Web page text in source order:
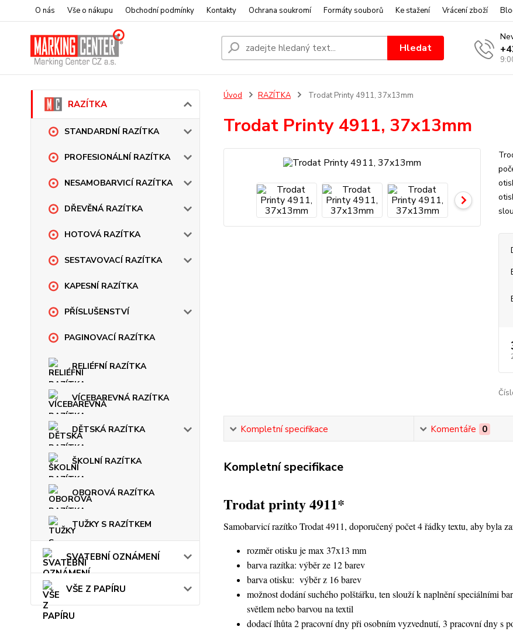
O nás Vše o nákupu Obchodní podmínky Kontakty Ochrana soukromí Formáty souborů Ke stažení Vrácení zboží
Hledat
RAZÍTKA
STANDARDNÍ RAZÍTKA
PROFESIONÁLNÍ RAZÍTKA
NESAMOBARVICÍ RAZÍTKA
DŘEVĚNÁ RAZÍTKA
HOTOVÁ RAZÍTKA
SESTAVOVACÍ RAZÍTKA
KAPESNÍ RAZÍTKA
PŘÍSLUŠENSTVÍ
PAGINOVACÍ RAZÍTKA
RELIÉFNÍ RAZÍTKA
VÍCEBAREVNÁ RAZÍTKA
DĚTSKÁ RAZÍTKA
ŠKOLNÍ RAZÍTKA
OBOROVÁ RAZÍTKA
TUŽKY S RAZÍTKEM
SVATEBNÍ OZNÁMENÍ
VŠE Z PAPÍRU
Úvod RAZÍTKA Trodat Printy 4911, 37x13mm
Trodat Printy 4911, 37x13mm
Kompletní specifikace Komentáře 0
Kompletní specifikace
Trodat printy 4911*
Samobarvicí razítko Trodat 4911, doporučený počet 4 řádky textu, aby byla
rozměr otisku je max 37x13 mm
barva razítka: výběr ze 12 barev
barva otisku: výběr z 16 barev
možnost dodání suchého polštářku, ten slouží k naplnění speciálními
světlem nebo barvou na textil
dodací lhůta 2 pracovní dny při osobním vyzvednutí, 3 pracovní dny s